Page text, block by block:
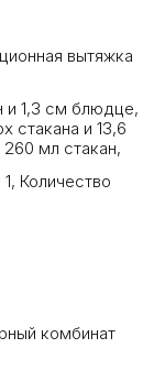
вытяжка
и 1,3 см блюдце,
стакана и 13,6
мл стакан,
, Количество
комбинат